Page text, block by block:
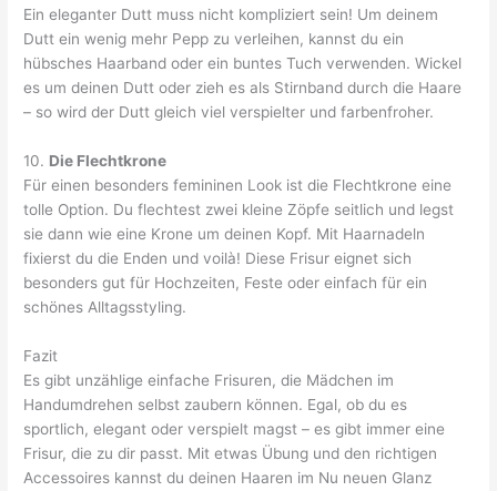
Ein eleganter Dutt muss nicht kompliziert sein! Um deinem
Dutt ein wenig mehr Pepp zu verleihen, kannst du ein
hübsches Haarband oder ein buntes Tuch verwenden. Wickel
es um deinen Dutt oder zieh es als Stirnband durch die Haare
– so wird der Dutt gleich viel verspielter und farbenfroher.
10. Die Flechtkrone
Für einen besonders femininen Look ist die Flechtkrone eine
tolle Option. Du flechtest zwei kleine Zöpfe seitlich und legst
sie dann wie eine Krone um deinen Kopf. Mit Haarnadeln
fixierst du die Enden und voilà! Diese Frisur eignet sich
besonders gut für Hochzeiten, Feste oder einfach für ein
schönes Alltagsstyling.
Fazit
Es gibt unzählige einfache Frisuren, die Mädchen im
Handumdrehen selbst zaubern können. Egal, ob du es
sportlich, elegant oder verspielt magst – es gibt immer eine
Frisur, die zu dir passt. Mit etwas Übung und den richtigen
Accessoires kannst du deinen Haaren im Nu neuen Glanz